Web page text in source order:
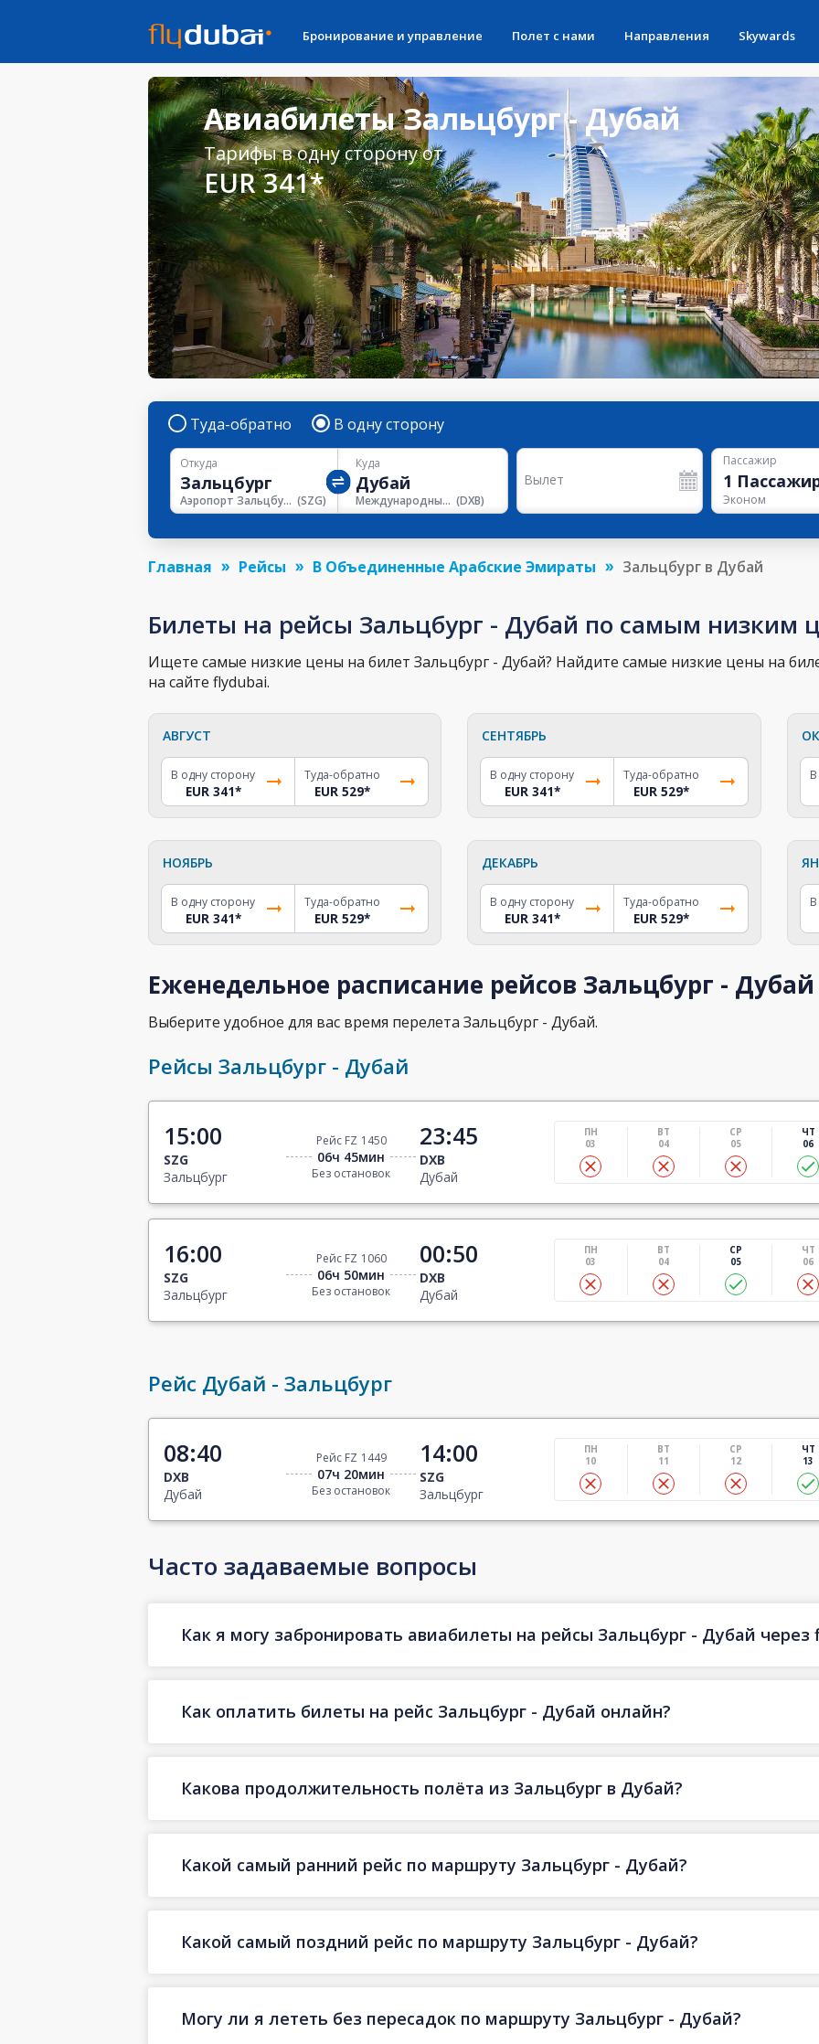
Бронирование и управление Полет с нами Направления Skywards
Авиабилеты Зальцбург - Дубай
Тарифы в одну сторону от
EUR 341*
Туда-обратно В одну сторону
Откуда
Аэропорт Зальцбург (SZG)
Куда
Международный Аэропорт Дубая (DXB)
Вылет
Пассажир
1
Эконом
Главная Рейсы В Объединенные Арабские Эмираты Зальцбург в Дубай
Билеты на рейсы Зальцбург - Дубай по самым низким
Ищете самые низкие цены на билет Зальцбург - Дубай? Найдите самые низкие цены на
на сайте flydubai.
АВГУСТ
В одну сторону
EUR 341*
Туда-обратно
EUR 529*
СЕНТЯБРЬ
В одну сторону
EUR 341*
Туда-обратно
EUR 529*
НОЯБРЬ
В одну сторону
EUR 341*
Туда-обратно
EUR 529*
ДЕКАБРЬ
В одну сторону
EUR 341*
Туда-обратно
EUR 529*
Еженедельное расписание рейсов Зальцбург - Дубай
Выберите удобное для вас время перелета Зальцбург - Дубай.
Рейсы Зальцбург - Дубай
15:00
SZG
Зальцбург
Рейс FZ 1450
06ч 45мин
Без остановок
23:45
DXB
Дубай
ПН
03
ВТ
04
СР
05
ЧТ
06
16:00
SZG
Зальцбург
Рейс FZ 1060
06ч 50мин
Без остановок
00:50
DXB
Дубай
ПН
03
ВТ
04
СР
05
ЧТ
06
Рейс Дубай - Зальцбург
08:40
DXB
Дубай
Рейс FZ 1449
07ч 20мин
Без остановок
14:00
SZG
Зальцбург
ПН
10
ВТ
11
СР
12
ЧТ
13
Часто задаваемые вопросы
Как я могу забронировать авиабилеты на рейсы Зальцбург - Дубай через
Как оплатить билеты на рейс Зальцбург - Дубай онлайн?
Какова продолжительность полёта из Зальцбург в Дубай?
Какой самый ранний рейс по маршруту Зальцбург - Дубай?
Какой самый поздний рейс по маршруту Зальцбург - Дубай?
Могу ли я лететь без пересадок по маршруту Зальцбург - Дубай?